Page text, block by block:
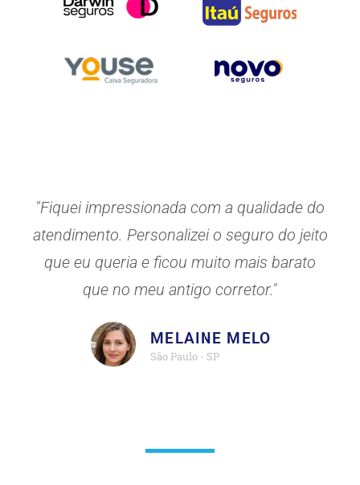
"Fiquei impressionada com a qualidade do
atendimento. Personalizei o seguro do jeito
que eu queria e ficou muito mais barato
que no meu antigo corretor."
MELAINE MELO
São Paulo - SP